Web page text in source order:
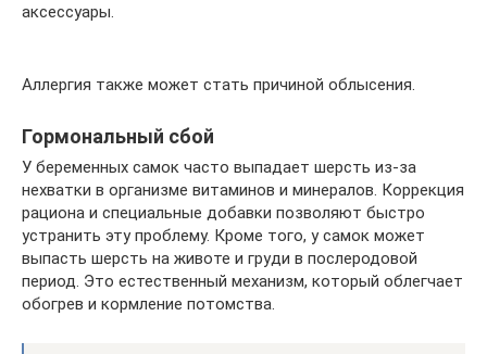
аксессуары.
Аллергия также может стать причиной облысения.
Гормональный сбой
У беременных самок часто выпадает шерсть из-за
нехватки в организме витаминов и минералов. Коррекция
рациона и специальные добавки позволяют быстро
устранить эту проблему. Кроме того, у самок может
выпасть шерсть на животе и груди в послеродовой
период. Это естественный механизм, который облегчает
обогрев и кормление потомства.